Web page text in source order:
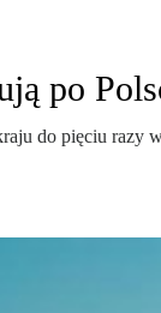
po
do pięciu razy